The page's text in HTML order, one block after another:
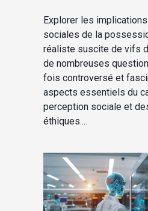
Explorer les
sociales de la
réaliste suscite de vifs
de nombreuses
fois controversé et
aspects essentiels du
perception sociale et
éthiques....